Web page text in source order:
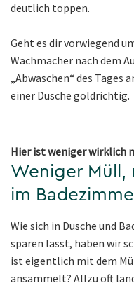
deutlich toppen.
Geht es dir vorwiegend
Wachmacher nach dem
„Abwaschen“ des Tages
einer Dusche goldrichtig.
Hier ist weniger wirklich
Weniger Müll,
im
Wie sich in Dusche und
sparen lässt, haben wir
ist eigentlich mit dem
ansammelt? Allzu oft